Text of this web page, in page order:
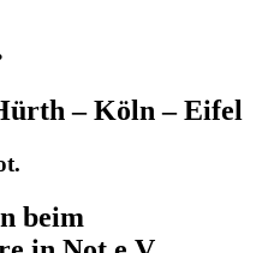
– Köln – Eifel
beim